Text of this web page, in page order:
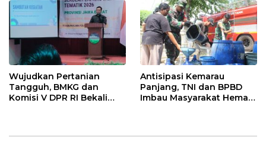
Indramayu
Wujudkan Pertanian
Tangguh, BMKG dan
Komisi V DPR RI Bekali
Antisipasi Kemarau
Panjang, TNI dan BPBD
Imbau Masyarakat Hemat